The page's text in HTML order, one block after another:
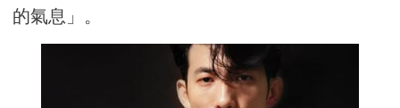
的氣息」。